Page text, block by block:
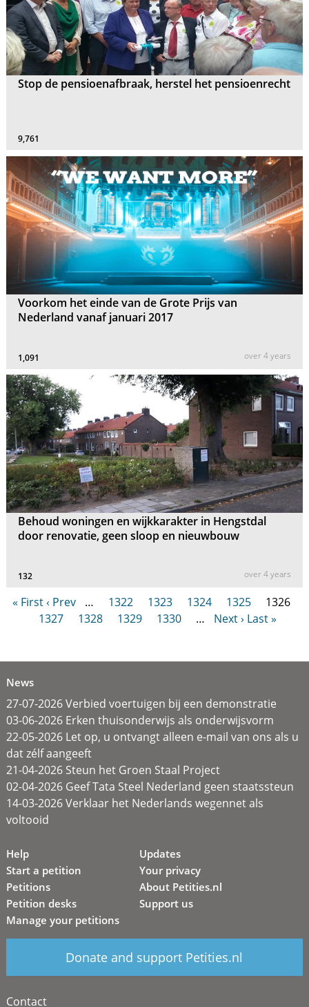
Stop de pensioenafbraak, herstel het pensioenrecht
9,761
Voorkom het einde van de Grote Prijs van
Nederland vanaf januari 2017
1,091 over 4 years
Behoud woningen en wijkkarakter in Hengstdal
door renovatie, geen sloop en nieuwbouw
132 over 4 years
« First‹ Prev … 1322 1323 1324 1325
1326
1327
1328 1329 1330 … Next › Last »
News
27-07-2026 Verbied voertuigen bij een demonstratie
03-06-2026 Erken thuisonderwijs als onderwijsvorm
22-05-2026 Let op, u ontvangt alleen e-mail van ons als u
dat zélf aangeeft
21-04-2026 Steun het Groen Staal Project
02-04-2026 Geef Tata Steel Nederland geen staatssteun
14-03-2026 Verklaar het Nederlands wegennet als
voltooid
Help
Start a petition
Petitions
Petition desks
Manage your petitions
Updates
Your privacy
About Petities.nl
Support us
Donate and support Petities.nl
Contact